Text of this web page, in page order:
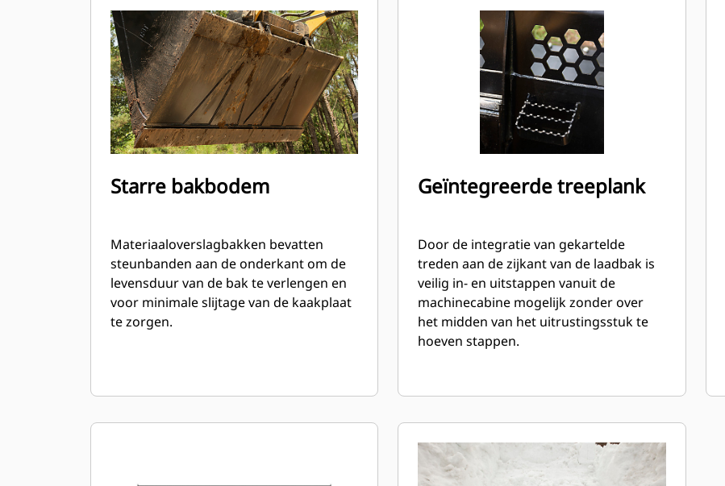
Starre bakbodem
Materiaaloverslagbakken bevatten
steunbanden aan de onderkant om de
levensduur van de bak te verlengen en
voor minimale slijtage van de kaakplaat
te zorgen.
Geïntegreerde treeplank
Door de integratie van gekartelde
treden aan de zijkant van de laadbak is
veilig in- en uitstappen vanuit de
machinecabine mogelijk zonder over
het midden van het uitrustingsstuk te
hoeven stappen.